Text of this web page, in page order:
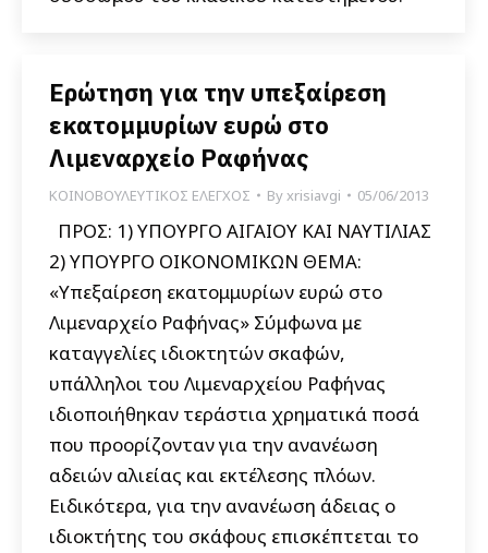
Ερώτηση για την υπεξαίρεση
εκατομμυρίων ευρώ στο
Λιμεναρχείο Ραφήνας
ΚΟΙΝΟΒΟΥΛΕΥΤΙΚΟΣ ΕΛΕΓΧΟΣ Byxrisiavgi 05/06/2013
ΠΡΟΣ: 1) ΥΠΟΥΡΓΟ ΑΙΓΑΙΟΥ ΚΑΙ ΝΑΥΤΙΛΙΑΣ
2) ΥΠΟΥΡΓΟ ΟΙΚΟΝΟΜΙΚΩΝ ΘΕΜΑ:
«Υπεξαίρεση εκατομμυρίων ευρώ στο
Λιμεναρχείο Ραφήνας» Σύμφωνα με
καταγγελίες ιδιοκτητών σκαφών,
υπάλληλοι του Λιμεναρχείου Ραφήνας
ιδιοποιήθηκαν τεράστια χρηματικά ποσά
που προορίζονταν για την ανανέωση
αδειών αλιείας και εκτέλεσης πλόων.
Ειδικότερα, για την ανανέωση άδειας ο
ιδιοκτήτης του σκάφους επισκέπτεται το